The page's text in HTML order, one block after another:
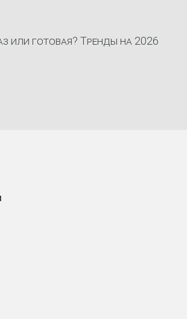
или готовая? Тренды на 2026